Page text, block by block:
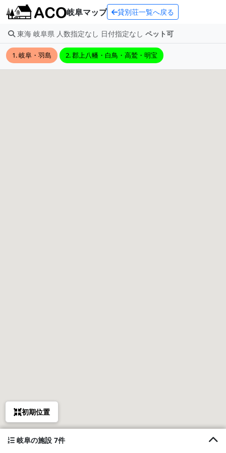
岐阜マップ 貸別荘一覧へ戻る
東海 岐阜県 人数指定なし 日付指定なし ペット可
1. 岐阜・羽島 2. 郡上八幡・白鳥・高鷲・明宝
初期位置
岐阜の施設 7件1. 岐阜羽島の隠れ家、古民家COCONE